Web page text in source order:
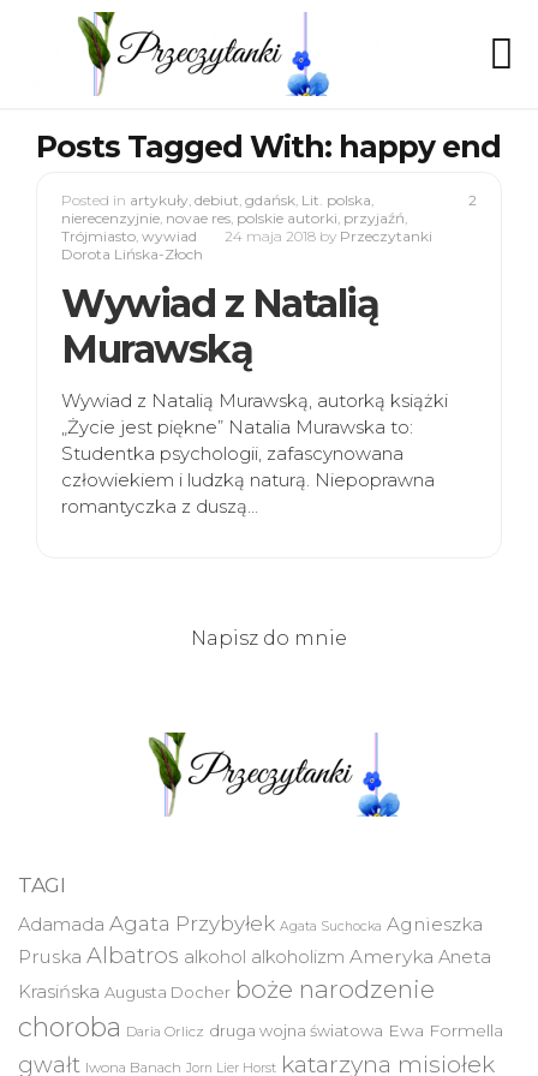
Posts Tagged With: happy end
2
Posted in artykuły, debiut, gdańsk, Lit. polska,
nierecenzyjnie, novae res, polskie autorki, przyjaźń,
Trójmiasto, wywiad 24 maja 2018 by Przeczytanki
Dorota Lińska-Złoch
Wywiad z Natalią
Murawską
Wywiad z Natalią Murawską, autorką książki
„Życie jest piękne” Natalia Murawska to:
Studentka psychologii, zafascynowana
człowiekiem i ludzką naturą. Niepoprawna
romantyczka z duszą…
Napisz do mnie
TAGI
Adamada Agata Przybyłek Agata Suchocka Agnieszka
Pruska Albatros alkohol alkoholizm Ameryka Aneta
Krasińska Augusta Docher boże narodzenie
choroba Daria Orlicz druga wojna światowa Ewa Formella
gwałt Iwona Banach Jorn Lier Horst katarzyna misiołek